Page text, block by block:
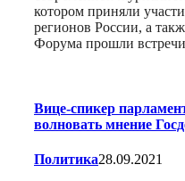
котором приняли
регионов России, а
Форума прошли
Вице-спикер
волновать мнение
Политика28.09.2021